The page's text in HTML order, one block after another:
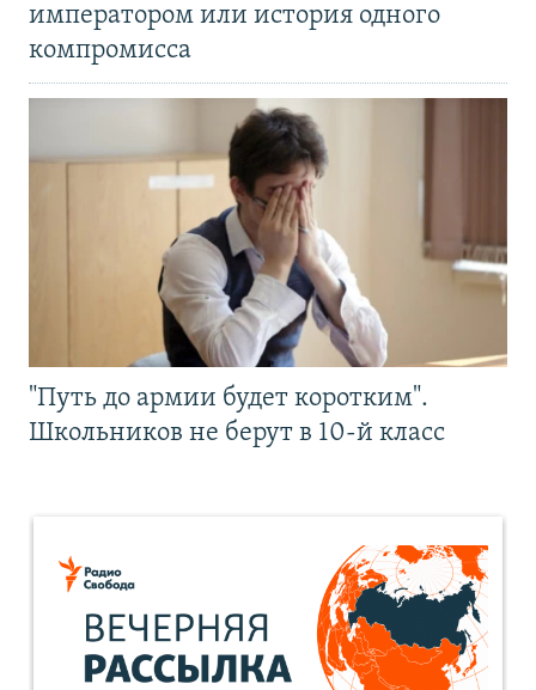
императором или история одного
компромисса
"Путь до армии будет коротким".
Школьников не берут в 10-й класс